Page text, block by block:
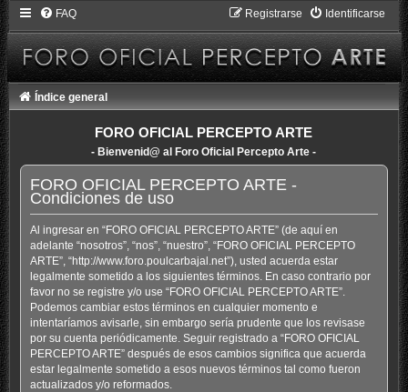
FAQ Identificarse
Registrarse
Índice general
FORO OFICIAL PERCEPTO ARTE
- Bienvenid@ al Foro Oficial Percepto Arte -
FORO OFICIAL PERCEPTO ARTE -
Condiciones de uso
Al ingresar en “FORO OFICIAL PERCEPTO ARTE” (de aquí en
adelante “nosotros”, “nos”, “nuestro”, “FORO OFICIAL PERCEPTO
ARTE”, “http://www.foro.poulcarbajal.net”), usted acuerda estar
legalmente sometido a los siguientes términos. En caso contrario por
favor no se registre y/o use “FORO OFICIAL PERCEPTO ARTE”.
Podemos cambiar estos términos en cualquier momento e
intentaríamos avisarle, sin embargo sería prudente que los revisase
por su cuenta periódicamente. Seguir registrado a “FORO OFICIAL
PERCEPTO ARTE” después de esos cambios significa que acuerda
estar legalmente sometido a esos nuevos términos tal como fueron
actualizados y/o reformados.